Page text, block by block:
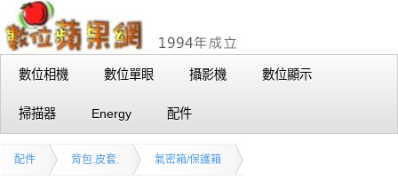
數位相機 數位單眼 攝影機 數位顯示
掃描器 Energy 配件
配件 背包.皮套. 氣密箱/保護箱